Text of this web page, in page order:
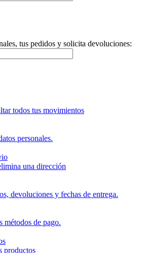
tus pedidos y solicita devoluciones:
todos tus movimientos
personales.
una dirección
devoluciones y fechas de entrega.
métodos de pago.
productos